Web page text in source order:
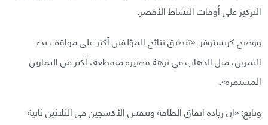
التركيز على أوقات النشاط الأقصر.
ووضح كريستوفر: «تنطبق نتائج المؤلفين أكثر على مواقف بدء
التمرين، مثل الذهاب في نزهة قصيرة متقطعة، أكثر من التمارين
المستمرة».
وتابع: «إن زيادة إنفاق الطاقة وتنفس الأكسجين في الثلاثين ثانية